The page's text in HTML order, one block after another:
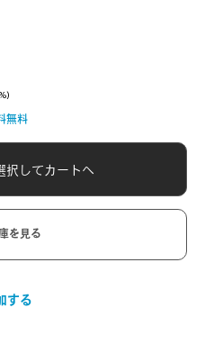
無料
択してカートへ
を見る
する